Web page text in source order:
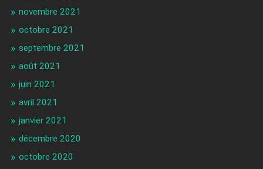
novembre 2021
octobre 2021
septembre 2021
août 2021
juin 2021
avril 2021
janvier 2021
décembre 2020
octobre 2020